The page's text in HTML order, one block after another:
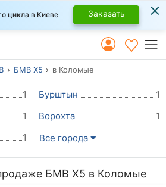
цикла в Киеве Заказать ×
БМВ Х5 в Коломые
1 Бурштын
1
1 Ворохта
1
1 Все города
БМВ Х5 в Коломые